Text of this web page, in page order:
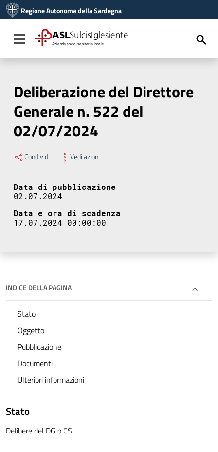
Vai al menu di navigazione
Vai al footer
Regione Autonoma della Sardegna
Toggle navigation
ASLSulcisIglesiente
Azienda socio-sanitaria locale
Deliberazione del Direttore
Generale n. 522 del
02/07/2024
Condividi Vedi azioni
Data di pubblicazione
02.07.2024
Data e ora di scadenza
17.07.2024 00:00:00
INDICE DELLA PAGINA
Stato
Oggetto
Pubblicazione
Documenti
Ulteriori informazioni
Stato
Delibere del DG o CS